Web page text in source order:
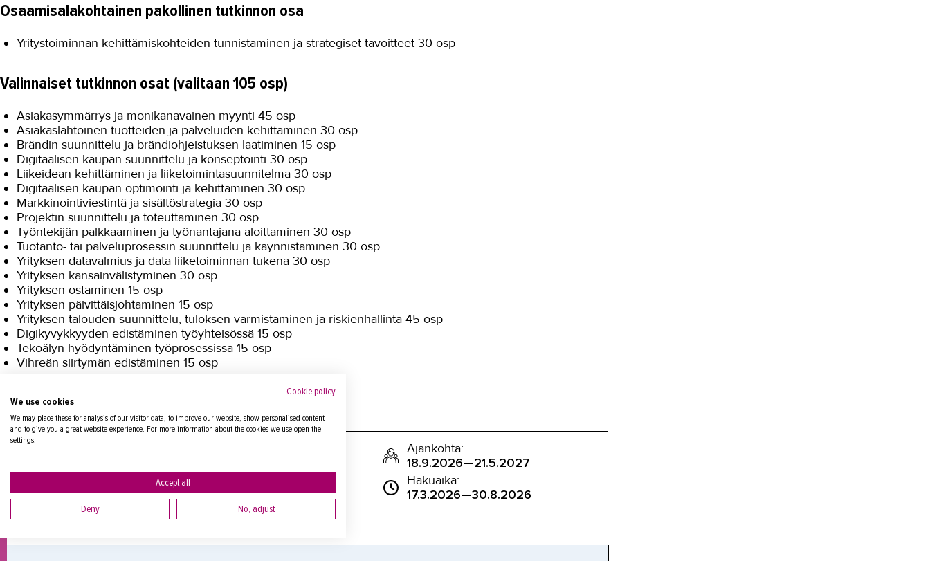
Osaamisalakohtainen pakollinen tutkinnon osa
Yritystoiminnan kehittämiskohteiden tunnistaminen ja strategiset tavoitteet 30 osp
Valinnaiset tutkinnon osat (valitaan 105 osp)
Asiakasymmärrys ja monikanavainen myynti 45 osp
Asiakaslähtöinen tuotteiden ja palveluiden kehittäminen 30 osp
Brändin suunnittelu ja brändiohjeistuksen laatiminen 15 osp
Digitaalisen kaupan suunnittelu ja konseptointi 30 osp
Liikeidean kehittäminen ja liiketoimintasuunnitelma 30 osp
Digitaalisen kaupan optimointi ja kehittäminen 30 osp
Markkinointiviestintä ja sisältöstrategia 30 osp
Projektin suunnittelu ja toteuttaminen 30 osp
Työntekijän palkkaaminen ja työnantajana aloittaminen 30 osp
Tuotanto- tai palveluprosessin suunnittelu ja käynnistäminen 30 osp
Yrityksen datavalmius ja data liiketoiminnan tukena 30 osp
Yrityksen kansainvälistyminen 30 osp
Yrityksen ostaminen 15 osp
Yrityksen päivittäisjohtaminen 15 osp
Yrityksen talouden suunnittelu, tuloksen varmistaminen ja riskienhallinta 45 osp
Digikyvykkyyden edistäminen työyhteisössä 15 osp
Tekoälyn hyödyntäminen työprosessissa 15 osp
Vihreän siirtymän edistäminen 15 osp
Alkavat koulutukset
Yrittäjän digimarkkinointi, yrittäjyyden ammattitutkinto (oppisopimus,
TUTKINTOKOULUTUS
Ajankohta:
18.9.2026—21.5.2027
Hakuaika:
17.3.2026—30.8.2026
Cookie policy
We use cookies
We may place these for analysis of our visitor data, to improve our website, show personalised content
and to give you a great website experience. For more information about the cookies we use open the
settings.
Accept all
Deny No, adjust